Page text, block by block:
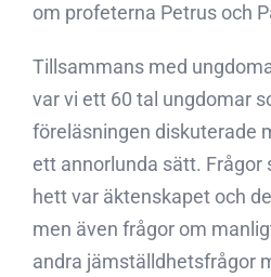
om profeterna Petrus och
Tillsammans med
var vi ett 60 tal ungdomar
föreläsningen diskuterade
ett annorlunda sätt. Frågor
hett var äktenskapet och
men även frågor om
andra jämställdhetsfrågor